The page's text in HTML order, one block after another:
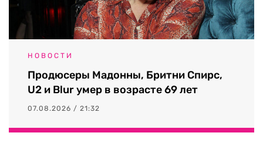
НОВОСТИ
Продюсеры Мадонны, Бритни Спирс,
U2 и Blur умер в возрасте 69 лет
07.08.2026 / 21:32